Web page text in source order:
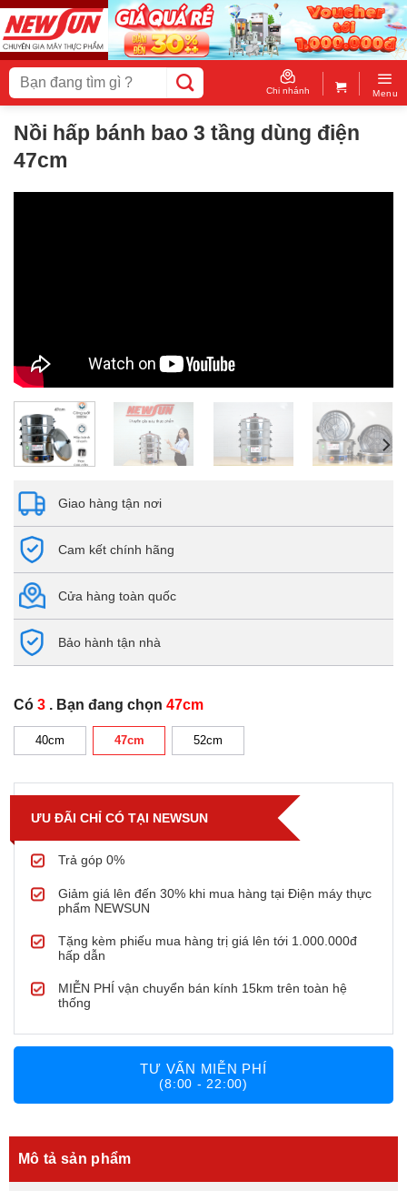
Skip
to
content
Tìm
kiếm:
Chi nhánh Menu
Nồi hấp bánh bao 3 tầng dùng điện
47cm
Giao hàng tận nơi
Cam kết chính hãng
Cửa hàng toàn quốc
Bảo hành tận nhà
Có 3 . Bạn đang chọn 47cm
40cm 47cm 52cm
ƯU ĐÃI CHỈ CÓ TẠI NEWSUN
Trả góp 0%
Giảm giá lên đến 30% khi mua hàng tại Điện máy thực
phẩm NEWSUN
Tặng kèm phiếu mua hàng trị giá lên tới 1.000.000đ
hấp dẫn
MIỄN PHÍ vận chuyển bán kính 15km trên toàn hệ
thống
TƯ VẤN MIỄN PHÍ
(8:00 - 22:00)
Mô tả sản phẩm